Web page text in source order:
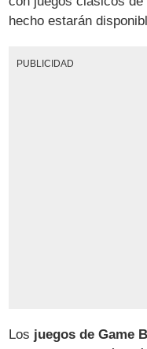
hecho estarán
PUBLICIDAD
Los juegos de Game